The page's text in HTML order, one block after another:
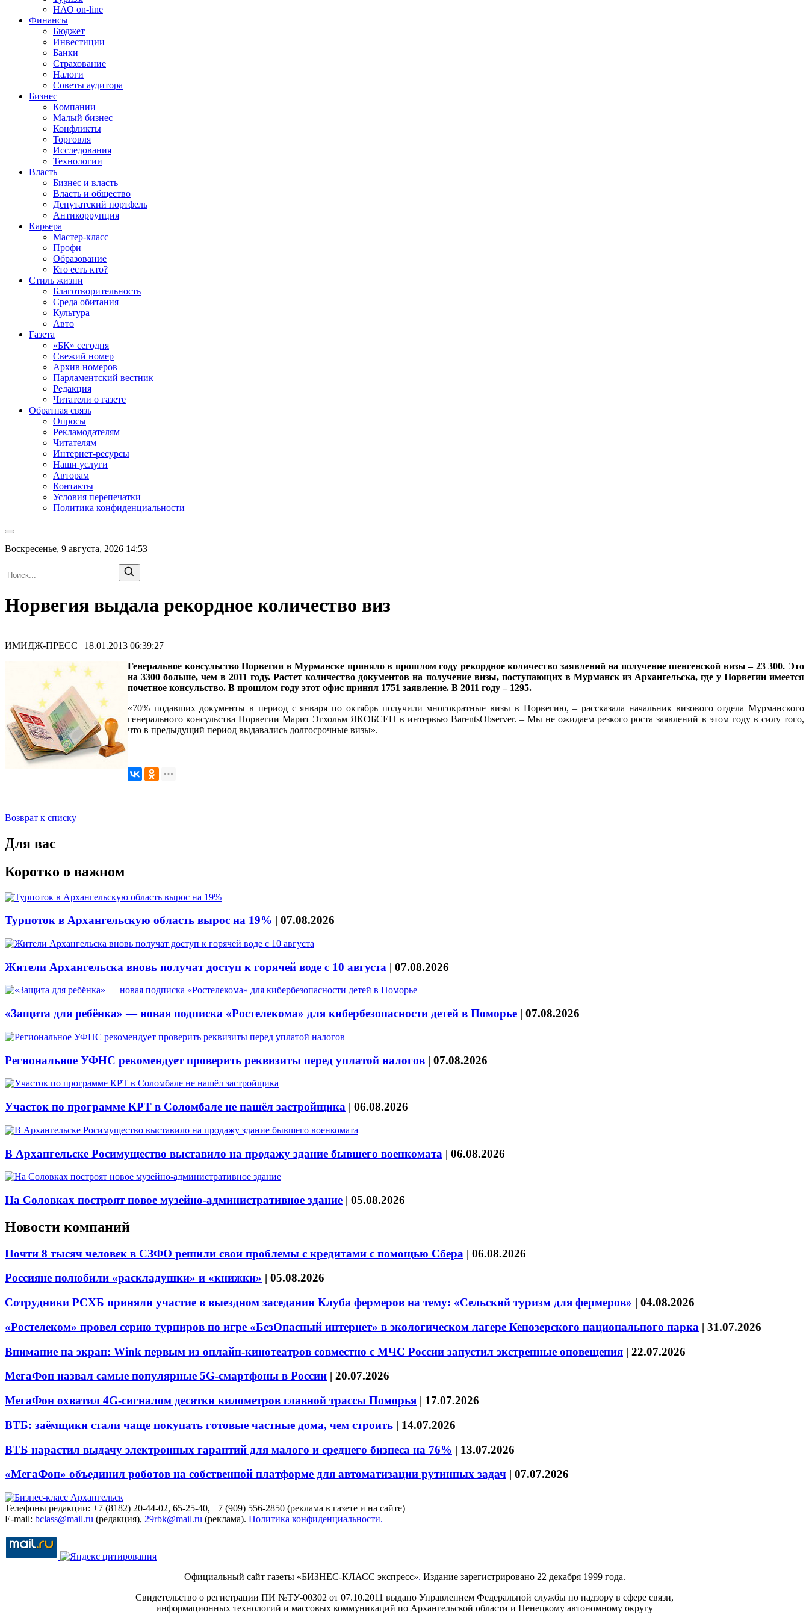
НАО on-line
Финансы
Бюджет
Инвестиции
Банки
Страхование
Налоги
Советы аудитора
Бизнес
Компании
Малый бизнес
Конфликты
Торговля
Исследования
Технологии
Власть
Бизнес и власть
Власть и общество
Депутатский портфель
Антикоррупция
Карьера
Мастер-класс
Профи
Образование
Кто есть кто?
Стиль жизни
Благотворительность
Среда обитания
Культура
Авто
Газета
«БК» сегодня
Свежий номер
Архив номеров
Парламентский вестник
Редакция
Читатели о газете
Обратная связь
Опросы
Рекламодателям
Читателям
Интернет-ресурсы
Наши услуги
Авторам
Контакты
Условия перепечатки
Политика конфиденциальности
Воскресенье, 9 августа, 2026 14:53
Норвегия выдала рекордное количество виз
ИМИДЖ-ПРЕСС | 18.01.2013 06:39:27
Генеральное консульство Норвегии в Мурманске приняло в прошлом году рекордное количество заявлений на получение шенгенской визы – 23 300. Это
на 3300 больше, чем в 2011 году. Растет количество документов на получение визы, поступающих в Мурманск из Архангельска, где у Норвегии имеется
почетное консульство. В прошлом году этот офис принял 1751 заявление. В 2011 году – 1295.
«70% подавших документы в период с января по октябрь получили многократные визы в Норвегию, – рассказала начальник визового отдела Мурманского
генерального консульства Норвегии Марит Эгхольм ЯКОБСЕН в интервью BarentsObserver. – Мы не ожидаем резкого роста заявлений в этом году в силу того,
что в предыдущий период выдавались долгосрочные визы».
Возврат к списку
Для вас
Коротко о важном
Турпоток в Архангельскую область вырос на 19% | 07.08.2026
Жители Архангельска вновь получат доступ к горячей воде с 10 августа | 07.08.2026
«Защита для ребёнка» — новая подписка «Ростелекома» для кибербезопасности детей в Поморье | 07.08.2026
Региональное УФНС рекомендует проверить реквизиты перед уплатой налогов | 07.08.2026
Участок по программе КРТ в Соломбале не нашёл застройщика | 06.08.2026
В Архангельске Росимущество выставило на продажу здание бывшего военкомата | 06.08.2026
На Соловках построят новое музейно-административное здание | 05.08.2026
Новости компаний
Почти 8 тысяч человек в СЗФО решили свои проблемы с кредитами с помощью Сбера | 06.08.2026
Россияне полюбили «раскладушки» и «книжки» | 05.08.2026
Сотрудники РСХБ приняли участие в выездном заседании Клуба фермеров на тему: «Сельский туризм для фермеров» | 04.08.2026
«Ростелеком» провел серию турниров по игре «БезОпасный интернет» в экологическом лагере Кенозерского национального парка | 31.07.2026
Внимание на экран: Wink первым из онлайн-кинотеатров совместно с МЧС России запустил экстренные оповещения | 22.07.2026
МегаФон назвал самые популярные 5G-смартфоны в России | 20.07.2026
МегаФон охватил 4G-сигналом десятки километров главной трассы Поморья | 17.07.2026
ВТБ: заёмщики стали чаще покупать готовые частные дома, чем строить | 14.07.2026
ВТБ нарастил выдачу электронных гарантий для малого и среднего бизнеса на 76% | 13.07.2026
«МегаФон» объединил роботов на собственной платформе для автоматизации рутинных задач | 07.07.2026
Телефоны редакции: +7 (8182) 20-44-02, 65-25-40, +7 (909) 556-2850 (реклама в газете и на сайте)
E-mail: bclass@mail.ru (редакция), 29rbk@mail.ru (реклама). Политика конфиденциальности.
Официальный сайт газеты «БИЗНЕС-КЛАСС экспресс». Издание зарегистрировано 22 декабря 1999 года.
Свидетельство о регистрации ПИ №ТУ-00302 от 07.10.2011 выдано Управлением Федеральной службы по надзору в сфере связи,
информационных технологий и массовых коммуникаций по Архангельской области и Ненецкому автономному округу